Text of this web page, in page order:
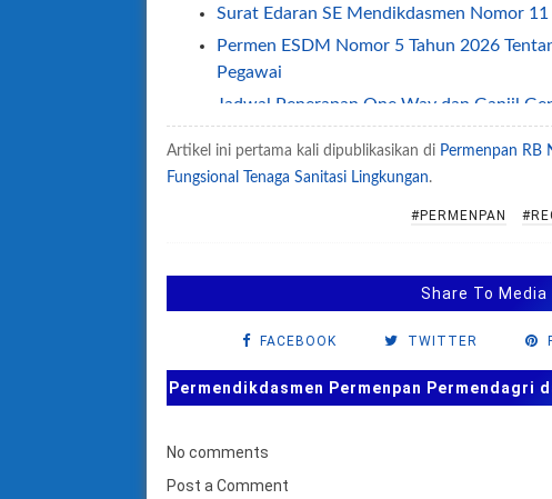
Surat Edaran SE Mendikdasmen Nomor
Permen ESDM Nomor 5 Tahun 2026
Pegawai
Jadwal Penerapan One Way dan Ganjil
SE Sesjen Kemendikdasmen No 2/2026
Permendikdasmen Nomor 8 Tahun 2026
SEB Menteri tentang Kawasan Tanpa
Permendikdasmen Nomor 1 Tahun 2026
Permendikdasmen Nomor 21 Tahun 2025
Permendikdasmen Nomor 13 Tahun 2025
Artikel ini pertama kali dipublikasikan di Permenpan RB
Fungsional Tenaga Sanitasi Lingkungan.
#PERMENPAN
Share To Media
FACEBOOK TWITTER
Permendikdasmen Permenpan Permendagri
No comments
Post a Comment